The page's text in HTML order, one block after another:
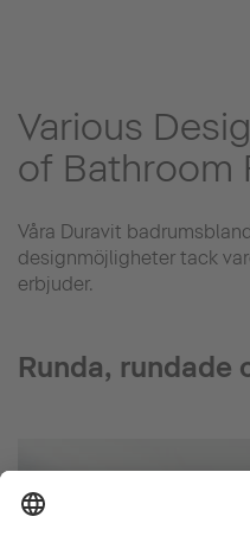
Various
of Bathroom
Våra Duravit
designmöjligheter tack
erbjuder.
Runda, rundade